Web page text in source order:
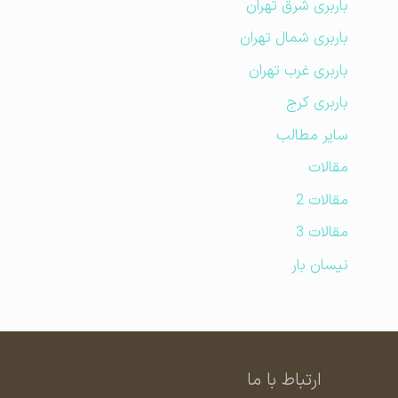
باربری شرق تهران
باربری شمال تهران
باربری غرب تهران
باربری کرج
سایر مطالب
مقالات
مقالات 2
مقالات 3
نیسان بار
ارتباط با ما